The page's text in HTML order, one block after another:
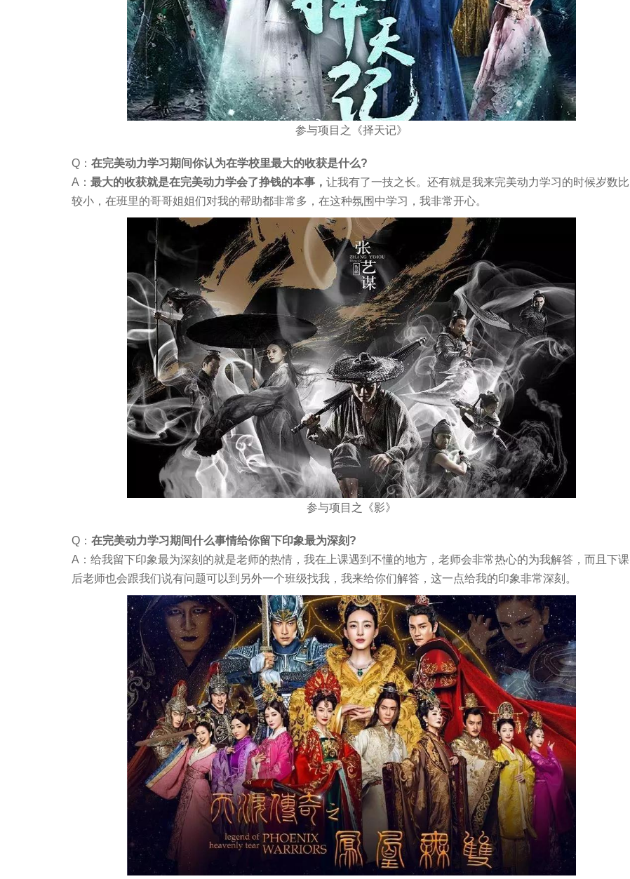
参与项目之《择天记》
Q： 在完美动力学习期间你认为在学校里最大的收获是什么?
A： 最大的收获就是在完美动力学会了挣钱的本事， 让我有了一技之长。还有就是我来完美动力学习的时候岁数比
较小，在班里的哥哥姐姐们对我的帮助都非常多，在这种氛围中学习，我非常开心。
参与项目之《影》
Q： 在完美动力学习期间什么事情给你留下印象最为深刻?
A：给我留下印象最为深刻的就是老师的热情，我在上课遇到不懂的地方，老师会非常热心的为我解答，而且下课
后老师也会跟我们说有问题可以到另外一个班级找我，我来给你们解答，这一点给我的印象非常深刻。